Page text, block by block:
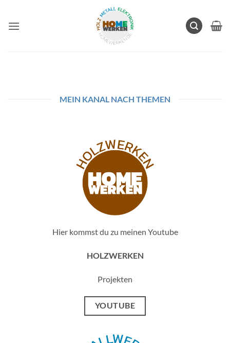
springen
MEIN KANAL NACH THEMEN
Hier kommst du zu meinen Youtube
HOLZWERKEN
Projekten
YOUTUBE